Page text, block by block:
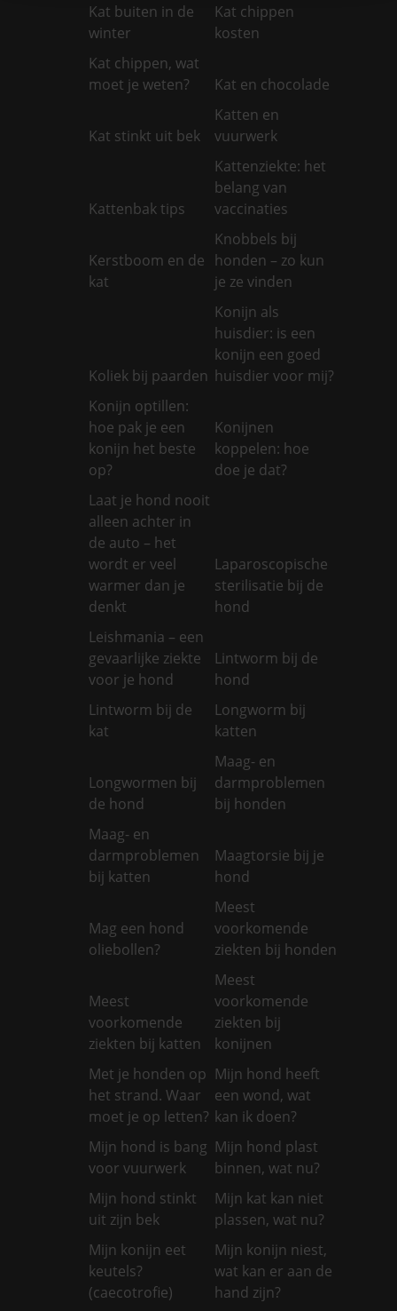
Kat buiten in de
winter
Kat chippen
kosten
Kat chippen, wat
moet je weten?
Kat en chocolade
Kat stinkt uit bek
Katten en
vuurwerk
Kattenbak tips
Kattenziekte: het
belang van
vaccinaties
Kerstboom en de
kat
Knobbels bij
honden – zo kun
je ze vinden
Koliek bij paarden
Konijn als
huisdier: is een
konijn een goed
huisdier voor mij?
Konijn optillen:
hoe pak je een
konijn het beste
op?
Konijnen
koppelen: hoe
doe je dat?
Laat je hond nooit
alleen achter in
de auto – het
wordt er veel
warmer dan je
denkt
Laparoscopische
sterilisatie bij de
hond
Leishmania – een
gevaarlijke ziekte
voor je hond
Lintworm bij de
hond
Lintworm bij de
kat
Longworm bij
katten
Longwormen bij
de hond
Maag- en
darmproblemen
bij honden
Maag- en
darmproblemen
bij katten
Maagtorsie bij je
hond
Mag een hond
oliebollen?
Meest
voorkomende
ziekten bij honden
Meest
voorkomende
ziekten bij katten
Meest
voorkomende
ziekten bij
konijnen
Met je honden op
het strand. Waar
moet je op letten?
Mijn hond heeft
een wond, wat
kan ik doen?
Mijn hond is bang
voor vuurwerk
Mijn hond plast
binnen, wat nu?
Mijn hond stinkt
uit zijn bek
Mijn kat kan niet
plassen, wat nu?
Mijn konijn eet
keutels?
(caecotrofie)
Mijn konijn niest,
wat kan er aan de
hand zijn?